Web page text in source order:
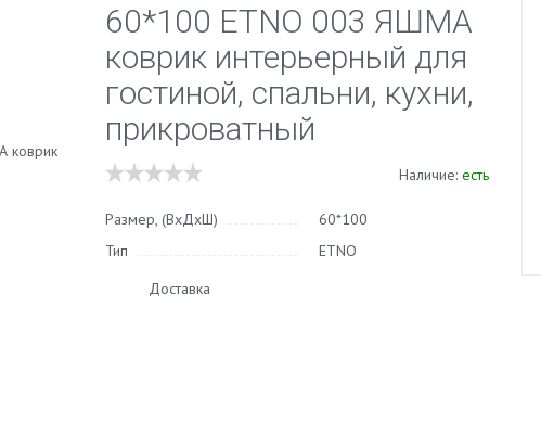
60*100 ETNO 003 ЯШМА
коврик интерьерный для
гостиной, спальни, кухни,
прикроватный
Наличие: есть
Размер, (ВхДхШ)
60*100
Тип
ETNO
Доставка